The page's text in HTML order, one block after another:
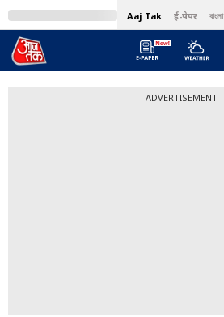
Aaj Tak ई-पेपर বাংলা
ADVERTISEMENT